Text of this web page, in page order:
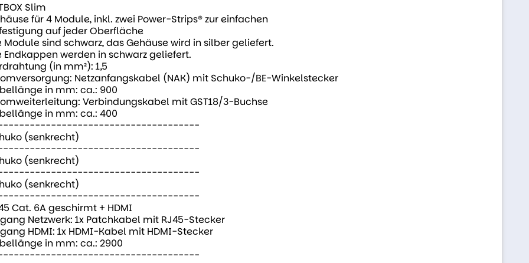
Slim
für 4 Module, inkl. zwei Power-Strips® zur einfachen
auf jeder Oberfläche
Module sind schwarz, das Gehäuse wird in silber geliefert.
Endkappen werden in schwarz geliefert.
(in mm²): 1,5
Netzanfangskabel (NAK) mit Schuko-/BE-Winkelstecker
in mm: ca.: 900
Verbindungskabel mit GST18/3-Buchse
in mm: ca.: 400
(senkrecht)
(senkrecht)
(senkrecht)
Cat. 6A geschirmt + HDMI
Netzwerk: 1x Patchkabel mit RJ45-Stecker
HDMI: 1x HDMI-Kabel mit HDMI-Stecker
in mm: ca.: 2900